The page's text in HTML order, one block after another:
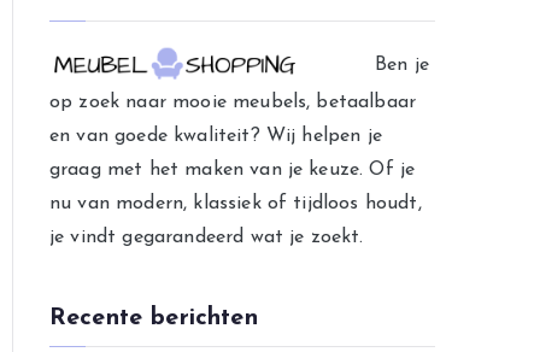
o
r
i
e
ë
n
Ben je
op zoek naar mooie meubels, betaalbaar
en van goede kwaliteit? Wij helpen je
graag met het maken van je keuze. Of je
nu van modern, klassiek of tijdloos houdt,
je vindt gegarandeerd wat je zoekt.
Recente berichten